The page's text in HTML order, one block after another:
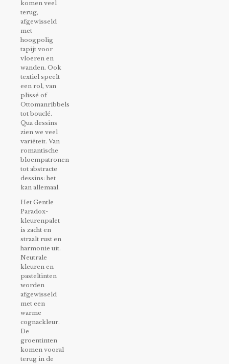
komen veel
terug,
afgewisseld
met
hoogpolig
tapijt voor
vloeren en
wanden. Ook
textiel speelt
een rol, van
plissé of
Ottomanribbels
tot bouclé.
Qua dessins
zien we veel
variëteit. Van
romantische
bloempatronen
tot abstracte
dessins: het
kan allemaal.
Het Gentle
Paradox-
kleurenpalet
is zacht en
straalt rust en
harmonie uit.
Neutrale
kleuren en
pasteltinten
worden
afgewisseld
met een
warme
cognackleur.
De
groentinten
komen vooral
terug in de